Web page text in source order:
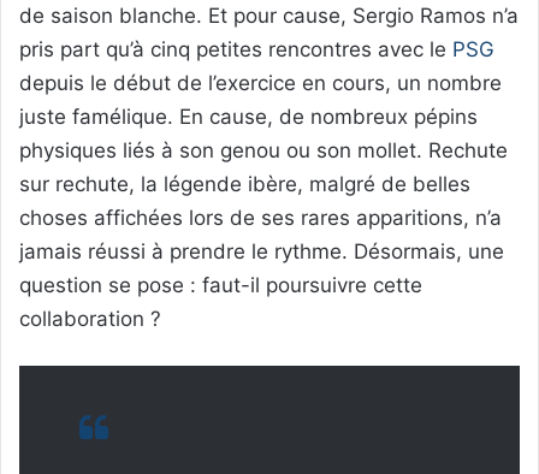
de saison blanche. Et pour cause, Sergio Ramos n’a
pris part qu’à cinq petites rencontres avec le PSG
depuis le début de l’exercice en cours, un nombre
juste famélique. En cause, de nombreux pépins
physiques liés à son genou ou son mollet. Rechute
sur rechute, la légende ibère, malgré de belles
choses affichées lors de ses rares apparitions, n’a
jamais réussi à prendre le rythme. Désormais, une
question se pose : faut-il poursuivre cette
collaboration ?